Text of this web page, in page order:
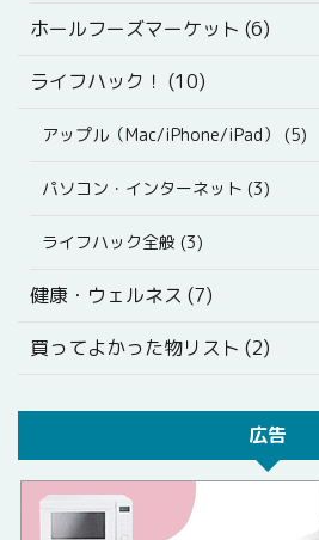
ホールフーズマーケット (6)
ライフハック！ (10)
アップル（Mac/iPhone/iPad） (5)
パソコン・インターネット (3)
ライフハック全般 (3)
健康・ウェルネス (7)
買ってよかった物リスト (2)
広告